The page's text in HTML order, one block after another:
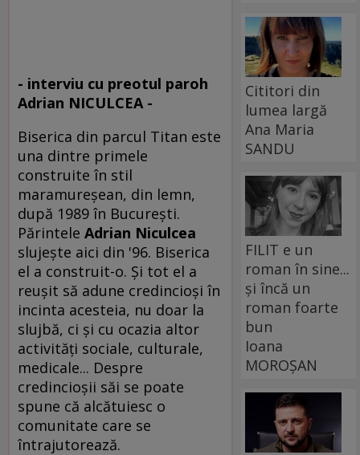
- interviu cu preotul paroh
Adrian NICULCEA -
Biserica din parcul Titan este
una dintre primele
construite în stil
maramureşean, din lemn,
după 1989 în Bucureşti.
Părintele Adrian Niculcea
slujeşte aici din '96. Biserica
el a construit-o. Şi tot el a
reuşit să adune credincioşi în
incinta acesteia, nu doar la
slujbă, ci şi cu ocazia altor
activităţi sociale, culturale,
medicale... Despre
credincioşii săi se poate
spune că alcătuiesc o
comunitate care se
întrajutorează.
Cititori din
lumea largă
Ana Maria
SANDU
FILIT e un
roman în sine...
și încă un
roman foarte
bun
Ioana
MOROȘAN